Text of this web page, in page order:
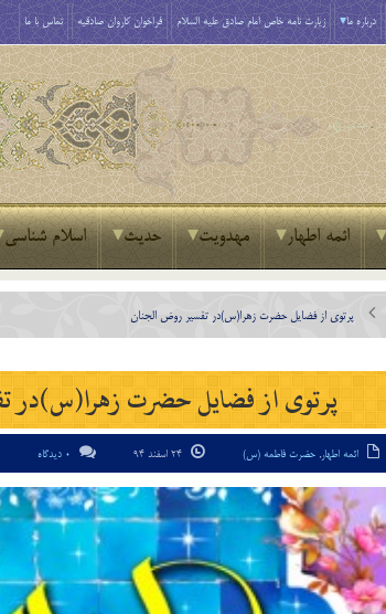
درباره ما زیارت نامه خاص امام صادق علیه السلام فراخوان کاروان صادقیه تماس با ما
ائمه اطهار مهدویت حدیث اسلام شناسی
پرتوى از فضايل حضرت زهرا(س)در تفسير روض ‏الجنان
پرتوى از فضايل حضرت زهرا(س)در
ائمه اطهار, حضرت فاطمه (س) 0 دیدگاه